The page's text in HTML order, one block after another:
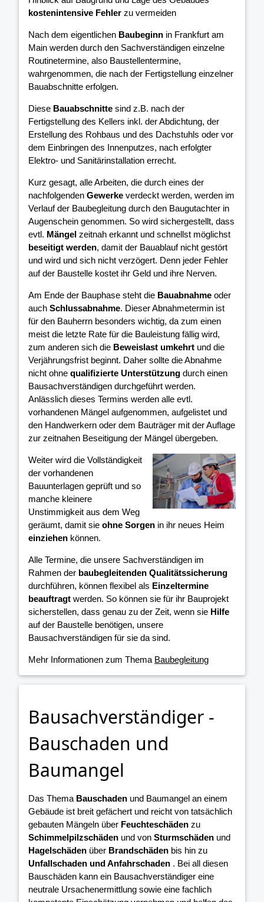
kostenintensive Fehler zu vermeiden
Nach dem eigentlichen Baubeginn in Frankfurt am
Main werden durch den Sachverständigen einzelne
Routinetermine, also Baustellentermine,
wahrgenommen, die nach der Fertigstellung einzelner
Bauabschnitte erfolgen.
Diese Bauabschnitte sind z.B. nach der
Fertigstellung des Kellers inkl. der Abdichtung, der
Erstellung des Rohbaus und des Dachstuhls oder vor
dem Einbringen des Innenputzes, nach erfolgter
Elektro- und Sanitärinstallation errecht.
Kurz gesagt, alle Arbeiten, die durch eines der
nachfolgenden Gewerke verdeckt werden, werden im
Verlauf der Baubegleitung durch den Baugutachter in
Augenschein genommen. So wird sichergestellt, dass
evtl. Mängel zeitnah erkannt und schnellst möglichst
beseitigt werden, damit der Bauablauf nicht gestört
und wird und sich nicht verzögert. Denn jeder Fehler
auf der Baustelle kostet ihr Geld und ihre Nerven.
Am Ende der Bauphase steht die Bauabnahme oder
auch Schlussabnahme. Dieser Abnahmetermin ist
für den Bauherrn besonders wichtig, da zum einen
meist die letzte Rate für die Bauleistung fällig wird,
zum anderen sich die Beweislast umkehrt und die
Verjährungsfrist beginnt. Daher sollte die Abnahme
nicht ohne qualifizierte Unterstützung durch einen
Bausachverständigen durchgeführt werden.
Anlässlich dieses Termins werden alle evtl.
vorhandenen Mängel aufgenommen, aufgelistet und
den Handwerkern oder dem Bauträger mit der Auflage
zur zeitnahen Beseitigung der Mängel übergeben.
Weiter wird die Vollständigkeit
der vorhandenen
Bauunterlagen geprüft und so
manche kleinere
Unstimmigkeit aus dem Weg
geräumt, damit sie ohne Sorgen in ihr neues Heim
einziehen können.
Alle Termine, die unsere Sachverständigen im
Rahmen der baubegleitenden Qualitätssicherung
durchführen, können flexibel als Einzeltermine
beauftragt werden. So können sie für ihr Bauprojekt
sicherstellen, dass genau zu der Zeit, wenn sie Hilfe
auf der Baustelle benötigen, unsere
Bausachverständigen für sie da sind.
Mehr Informationen zum Thema Baubegleitung
Bausachverständiger -
Bauschaden und
Baumangel
Das Thema Bauschaden und Baumangel an einem
Gebäude ist breit gefächert und reicht von tatsächlich
gebauten Mängeln über Feuchteschäden zu
Schimmelpilzschäden und von Sturmschäden und
Hagelschäden über Brandschäden bis hin zu
Unfallschaden und Anfahrschaden . Bei all diesen
Bauschäden kann ein Bausachverständiger eine
neutrale Ursachenermittlung sowie eine fachlich